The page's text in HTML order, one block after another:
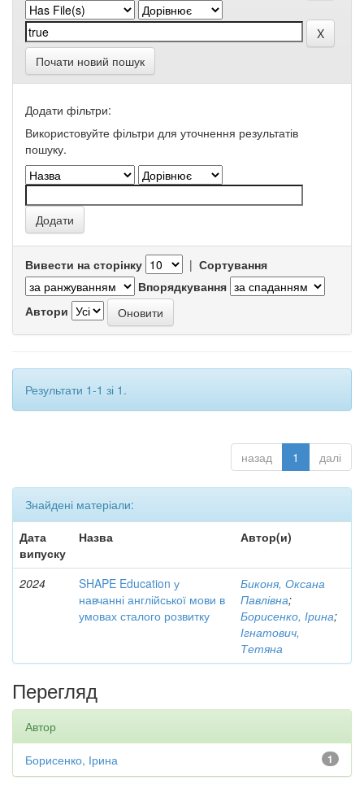
Почати новий пошук
Додати фільтри:
Використовуйте фільтри для уточнення результатів
пошуку.
Вивести на сторінку | Сортування
Впорядкування
Автори
Результати 1-1 зі 1.
назад 1 далі
Знайдені матеріали:
Дата
випуску
Назва Автор(и)
2024
SHAPE Education у
навчанні англійської мови в
умовах сталого розвитку
Биконя, Оксана
Павлівна;
Борисенко, Ірина;
Ігнатович,
Тетяна
Перегляд
Автор
1
Борисенко, Ірина